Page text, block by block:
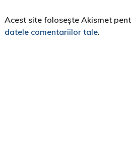
Acest site folosește Akismet
datele comentariilor tale.